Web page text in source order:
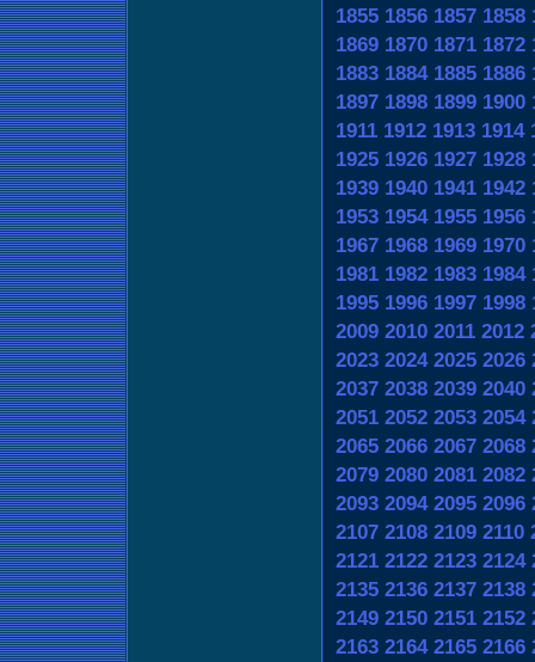
1855 1856 1857 1858
1869 1870 1871 1872
1883 1884 1885 1886
1897 1898 1899 1900
1911 1912 1913 1914
1925 1926 1927 1928
1939 1940 1941 1942
1953 1954 1955 1956
1967 1968 1969 1970
1981 1982 1983 1984
1995 1996 1997 1998
2009 2010 2011 2012
2023 2024 2025 2026
2037 2038 2039 2040
2051 2052 2053 2054
2065 2066 2067 2068
2079 2080 2081 2082
2093 2094 2095 2096
2107 2108 2109 2110
2121 2122 2123 2124
2135 2136 2137 2138
2149 2150 2151 2152
2163 2164 2165 2166